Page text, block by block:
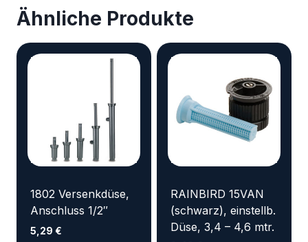
Ähnliche Produkte
1802 Versenkdüse,
Anschluss 1/2″
5,29 €
RAINBIRD 15VAN
(schwarz), einstellb.
Düse, 3,4 – 4,6 mtr.